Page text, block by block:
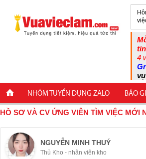
4
NHÓM TUYỂN DỤNG ZALO BÁO
HỒ SƠ VÀ CV ỨNG VIÊN TÌM VIỆC MỚI
NGUYỄN MINH THUÝ
Thủ Kho - nhân viên kho